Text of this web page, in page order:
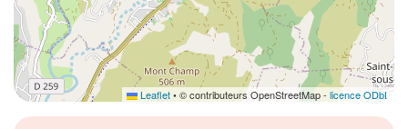
Leaflet• © contributeurs OpenStreetMap - licence ODbL